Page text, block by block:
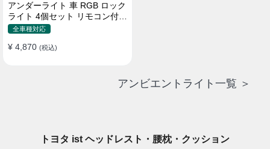
アンダーライト 車 RGB ロック
ライト 4個セット リモコン付き
ボタンスイッチ付き 多機能 車
水 おしゃれ
全車種対応
¥ 4,870 (税込)
アンビエントライト一覧 ＞
トヨタ ist ヘッドレスト・腰枕・クッション